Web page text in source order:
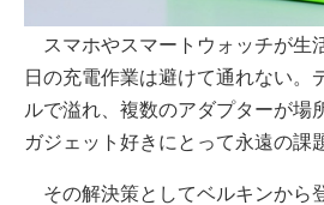
スマホやスマートウォッチが生
日の充電作業は避けて通れない。
ルで溢れ、複数のアダプターが場
ガジェット好きにとって永遠の課
その解決策としてベルキンから